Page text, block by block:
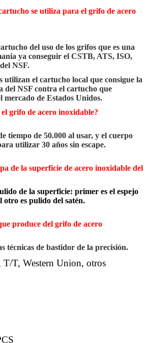
se utiliza para el grifo de acero
del uso de los grifos que es una
ya conseguir el CSTB, ATS, ISO,
NSF.
utilizan el cartucho local que consigue la
del NSF contra el cartucho que
mercado de Estados Unidos.
grifo de acero inoxidable?
tiempo de 50.000 al usar, y el cuerpo
utilizar 30 años sin escape.
de la superficie de acero inoxidable del
de la superficie: primer es el espejo
otro es pulido del satén.
produce del grifo de acero
técnicas de bastidor de la precisión.
T/T, Western Union, otros